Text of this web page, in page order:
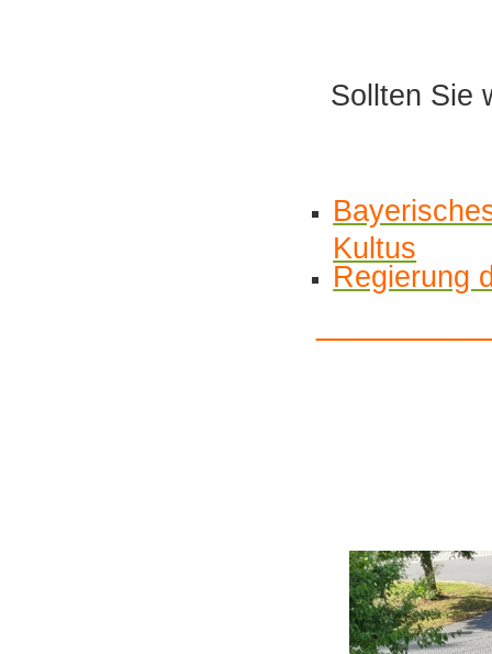
Sollten Sie
Kultus
Regierung